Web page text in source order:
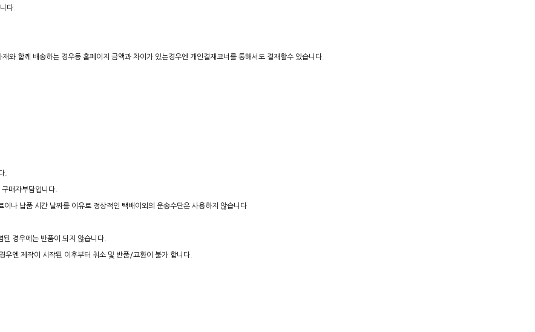
다.
와 함께 배송하는 경우등 홈페이지 금액과 차이가 있는경우엔 개인결재코너를 통해서도 결재할수 있습니다.
.
매자부담입니다.
나 납품 시간 날짜를 이유로 정상적인 택배이외의 운송수단은 사용하지 않습니다
경우에는 반품이 되지 않습니다.
우엔 제작이 시작된 이후부터 취소 및 반품/교환이 불가 합니다.